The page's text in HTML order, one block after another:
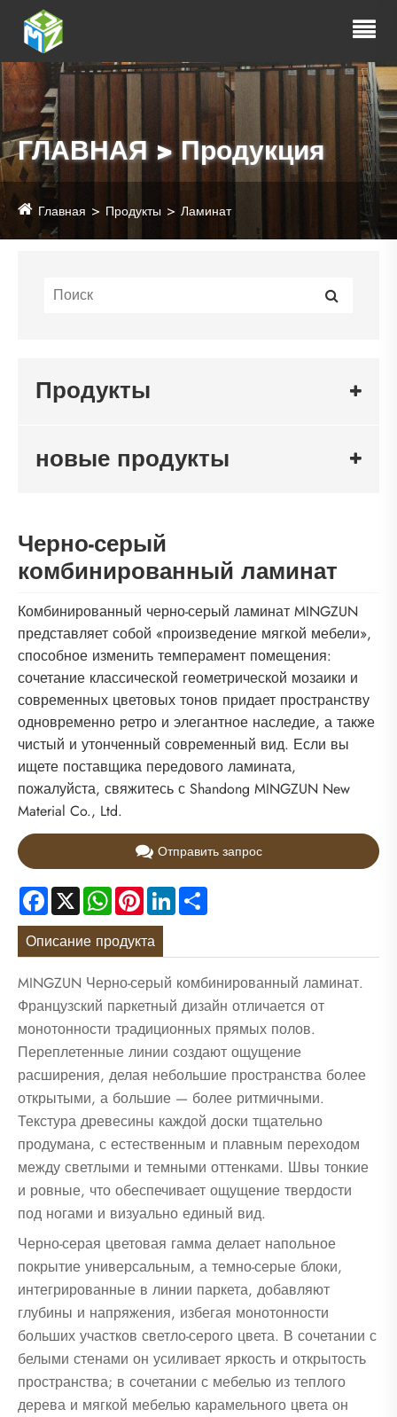
ГЛАВНАЯ > Продукция
Главная Продукты Ламинат
Продукты
новые продукты
Черно-серый
комбинированный ламинат
Комбинированный черно-серый ламинат MINGZUN
представляет собой «произведение мягкой мебели»,
способное изменить темперамент помещения:
сочетание классической геометрической мозаики и
современных цветовых тонов придает пространству
одновременно ретро и элегантное наследие, а также
чистый и утонченный современный вид. Если вы
ищете поставщика передового ламината,
пожалуйста, свяжитесь с Shandong MINGZUN New
Material Co., Ltd.
Отправить запрос
Facebook
X WhatsApp
PinterestLinkedIn
Описание продукта
MINGZUN Черно-серый комбинированный ламинат.
Французский паркетный дизайн отличается от
монотонности традиционных прямых полов.
Переплетенные линии создают ощущение
расширения, делая небольшие пространства более
открытыми, а большие — более ритмичными.
Текстура древесины каждой доски тщательно
продумана, с естественным и плавным переходом
между светлыми и темными оттенками. Швы тонкие
и ровные, что обеспечивает ощущение твердости
под ногами и визуально единый вид.
Черно-серая цветовая гамма делает напольное
покрытие универсальным, а темно-серые блоки,
интегрированные в линии паркета, добавляют
глубины и напряжения, избегая монотонности
больших участков светло-серого цвета. В сочетании с
белыми стенами он усиливает яркость и открытость
пространства; в сочетании с мебелью из теплого
дерева и мягкой мебелью карамельного цвета он